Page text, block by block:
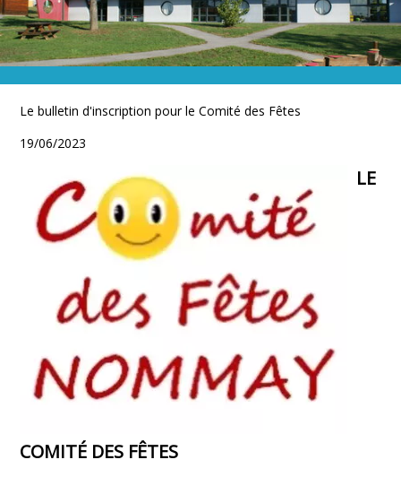
Le bulletin d'inscription pour le Comité des Fêtes
19/06/2023
LE
COMITÉ DES FÊTES